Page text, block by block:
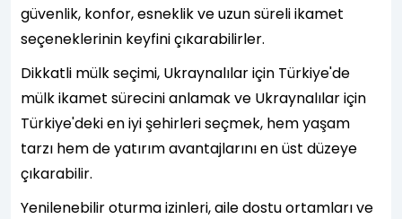
güvenlik, konfor, esneklik ve uzun süreli ikamet
seçeneklerinin keyfini çıkarabilirler.
Dikkatli mülk seçimi, Ukraynalılar için Türkiye'de
mülk ikamet sürecini anlamak ve Ukraynalılar için
Türkiye'deki en iyi şehirleri seçmek, hem yaşam
tarzı hem de yatırım avantajlarını en üst düzeye
çıkarabilir.
Yenilenebilir oturma izinleri, aile dostu ortamları ve